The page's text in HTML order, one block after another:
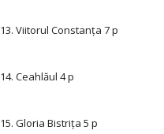
13. Viitorul Constanţa 7 p
14. Ceahlăul 4 p
15. Gloria Bistriţa 5 p